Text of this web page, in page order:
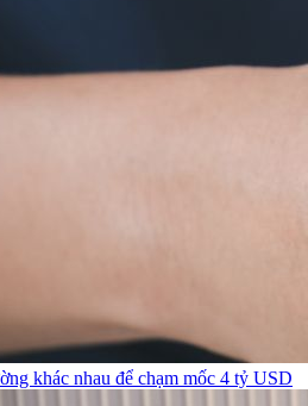
khác nhau để chạm mốc 4 tỷ USD